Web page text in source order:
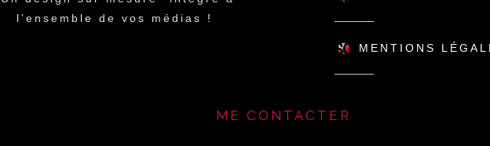
l’ensemble de vos médias !
MENTIONS
ME CONTACTER